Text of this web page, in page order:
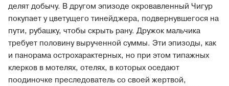
делят добычу. В другом эпизоде окровавленный Чигур
покупает у цветущего тинейджера, подвернувшегося на
пути, рубашку, чтобы скрыть рану. Дружок мальчика
требует половину вырученной суммы. Эти эпизоды, как
и панорама острохарактерных, но при этом типажных
клерков в мотелях, отелях, в которых оседают
поодиночке преследователь со своей жертвой,